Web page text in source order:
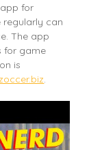
for
regularly can
The app
for game
is
zoccer.biz